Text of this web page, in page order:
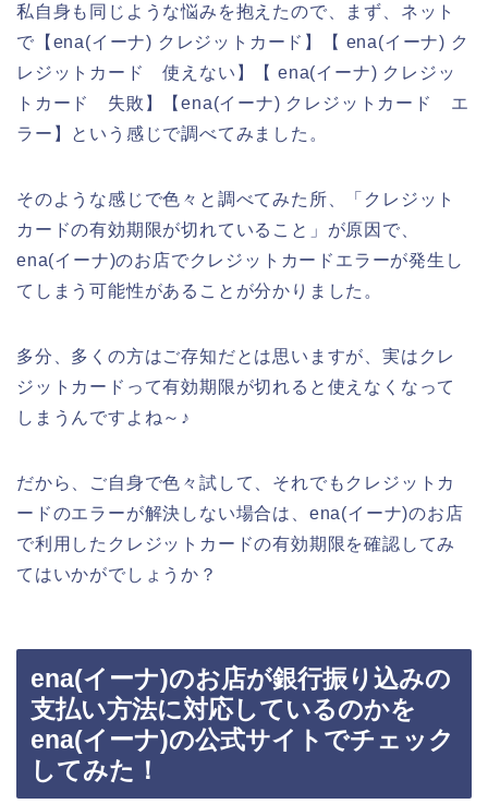
私自身も同じような悩みを抱えたので、まず、ネット
で【ena(イーナ) クレジットカード】【 ena(イーナ) ク
レジットカード 使えない】【 ena(イーナ) クレジッ
トカード 失敗】【ena(イーナ) クレジットカード エ
ラー】という感じで調べてみました。
そのような感じで色々と調べてみた所、「クレジット
カードの有効期限が切れていること」が原因で、
ena(イーナ)のお店でクレジットカードエラーが発生し
てしまう可能性があることが分かりました。
多分、多くの方はご存知だとは思いますが、実はクレ
ジットカードって有効期限が切れると使えなくなって
しまうんですよね～♪
だから、ご自身で色々試して、それでもクレジットカ
ードのエラーが解決しない場合は、ena(イーナ)のお店
で利用したクレジットカードの有効期限を確認してみ
てはいかがでしょうか？
ena(イーナ)のお店が銀行振り込みの
支払い方法に対応しているのかを
ena(イーナ)の公式サイトでチェック
してみた！